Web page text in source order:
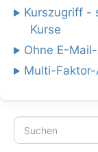
Kurszugriff -
Kurse
Ohne E-
Multi-